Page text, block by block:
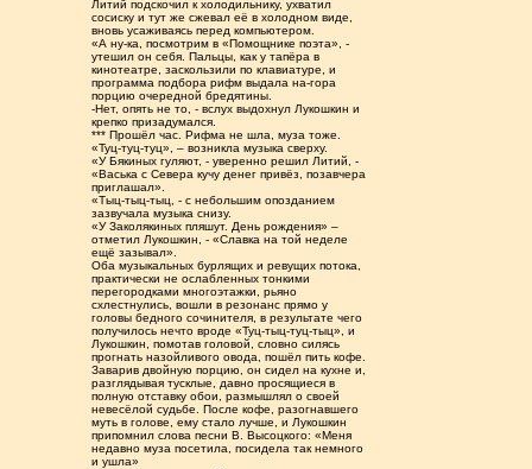
Литий подскочил к холодильнику, ухватил
сосиску и тут же сжевал её в холодном виде,
вновь усаживаясь перед компьютером.
«А ну-ка, посмотрим в «Помощнике поэта», -
утешил он себя. Пальцы, как у тапёра в
кинотеатре, заскользили по клавиатуре, и
программа подбора рифм выдала на-гора
порцию очередной бредятины.
-Нет, опять не то, - вслух выдохнул Лукошкин и
крепко призадумался.
*** Прошёл час. Рифма не шла, муза тоже.
«Туц-туц-туц», – возникла музыка сверху.
«У Бякиных гуляют, - уверенно решил Литий, -
«Васька с Севера кучу денег привёз, позавчера
приглашал».
«Тыц-тыц-тыц, - с небольшим опозданием
зазвучала музыка снизу.
«У Заколякиных пляшут. День рождения» –
отметил Лукошкин, - «Славка на той неделе
ещё зазывал».
Оба музыкальных бурлящих и ревущих потока,
практически не ослабленных тонкими
перегородками многоэтажки, рьяно
схлестнулись, вошли в резонанс прямо у
головы бедного сочинителя, в результате чего
получилось нечто вроде «Туц-тыц-туц-тыц», и
Лукошкин, помотав головой, словно силясь
прогнать назойливого овода, пошёл пить кофе.
Заварив двойную порцию, он сидел на кухне и,
разглядывая тусклые, давно просящиеся в
полную отставку обои, размышлял о своей
невесёлой судьбе. После кофе, разогнавшего
муть в голове, ему стало лучше, и Лукошкин
припомнил слова песни В. Высоцкого: «Меня
недавно муза посетила, посидела так немного
и ушла»